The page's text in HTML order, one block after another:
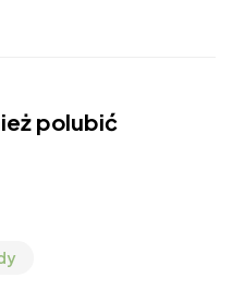
polubić